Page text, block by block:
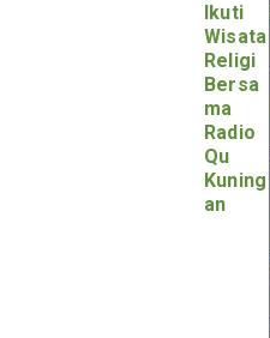
Ikuti
Wisata
Religi
Bersa
ma
Radio
Qu
Kuning
an